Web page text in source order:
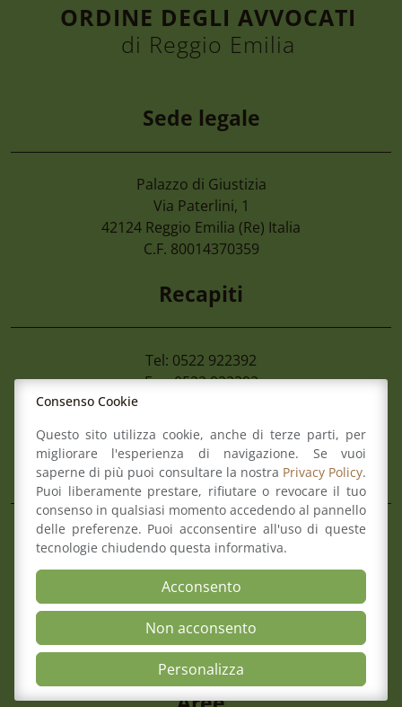
Open
4 Agosto 2026
Cimone 2027 59° Campionato
Magistrati
ORDINE DEGLI AVVOCATI
di Reggio Emilia
Sede legale
Palazzo di Giustizia
Via Paterlini, 1
42124 Reggio Emilia (Re) Italia
C.F. 80014370359
Recapiti
Tel: 0522 922392
Fax: 0522 922392
Mail:info@ordineforense.re.it
Pec:
ord.reggioemilia@cert.legalmail.it
L’Ordine
Composizione del Consiglio
Commissioni
Comitato pari opportunità
Osservatori
Richiesta pareri di congruità
Verbali del Consiglio
Consenso Cookie
Questo sito utilizza cookie, anche di terze parti, per
migliorare l'esperienza di navigazione. Se vuoi
saperne di più puoi consultare la nostra Privacy Policy.
Puoi liberamente prestare, rifiutare o revocare il tuo
consenso in qualsiasi momento accedendo al pannello
delle preferenze. Puoi acconsentire all'uso di queste
tecnologie chiudendo questa informativa.
Acconsento
Non acconsento
Personalizza